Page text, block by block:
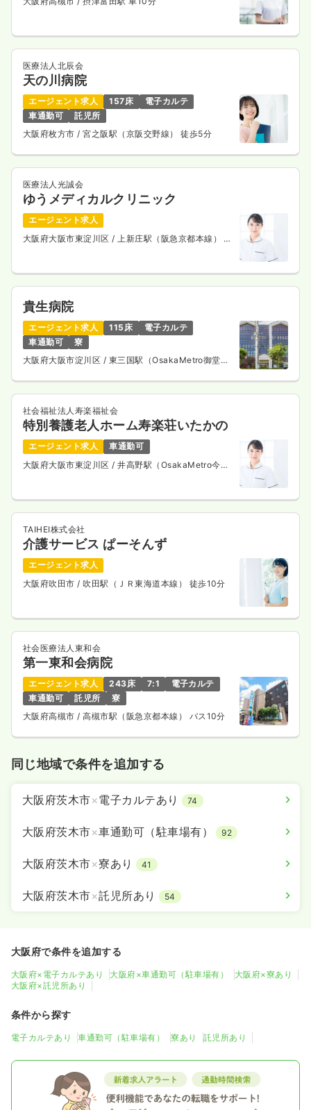
医療法人北辰会
天の川病院
エージェント求人 157床
電子カルテ
車通勤可
託児所
大阪府枚方市/ 宮之阪駅（京阪交野線） 徒歩5分
医療法人光誠会
ゆうメディカルクリニック
エージェント求人
大阪府大阪市東淀川区 / 上新庄駅（阪急京都本線） 徒
貴生病院
エージェント求人 115床
電子カルテ
車通勤可
寮
大阪府大阪市淀川区 / 東三国駅（OsakaMetro御堂筋
社会福祉法人寿楽福祉会
特別養護老人ホーム寿楽荘いたかの
エージェント求人
車通勤可
大阪府大阪市東淀川区 / 井高野駅（OsakaMetro今里
TAIHEI株式会社
介護サービス ぱーそんず
エージェント求人
大阪府吹田市 / 吹田駅（ＪＲ東海道本線） 徒歩10分
社会医療法人東和会
第一東和会病院
エージェント求人 243床 7:1
電子カルテ
車通勤可
託児所
寮
大阪府高槻市/ 高槻市駅（阪急京都本線） バス10分
同じ地域で条件を追加する
大阪府茨木市×電子カルテあり 74
大阪府茨木市×車通勤可（駐車場有） 92
大阪府茨木市×寮あり 41
大阪府茨木市×託児所あり 54
大阪府で条件を追加する
大阪府×電子カルテあり 大阪府×車通勤可（駐車場有）
大阪府×寮あり
大阪府×託児所あり
条件から探す
電子カルテあり 車通勤可（駐車場有） 寮あり 託児所あり